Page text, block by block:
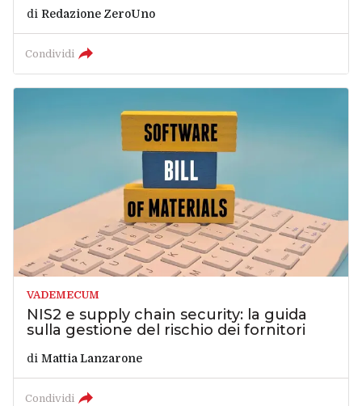
di Redazione ZeroUno
Condividi
VADEMECUM
NIS2 e supply chain security: la guida
sulla gestione del rischio dei fornitori
di Mattia Lanzarone
Condividi